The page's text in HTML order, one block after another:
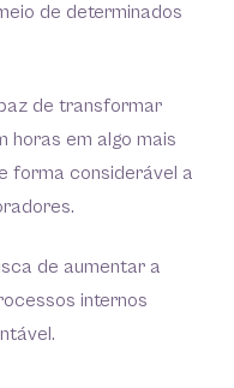
de determinados
de transformar
horas em algo mais
forma considerável a
de aumentar a
internos